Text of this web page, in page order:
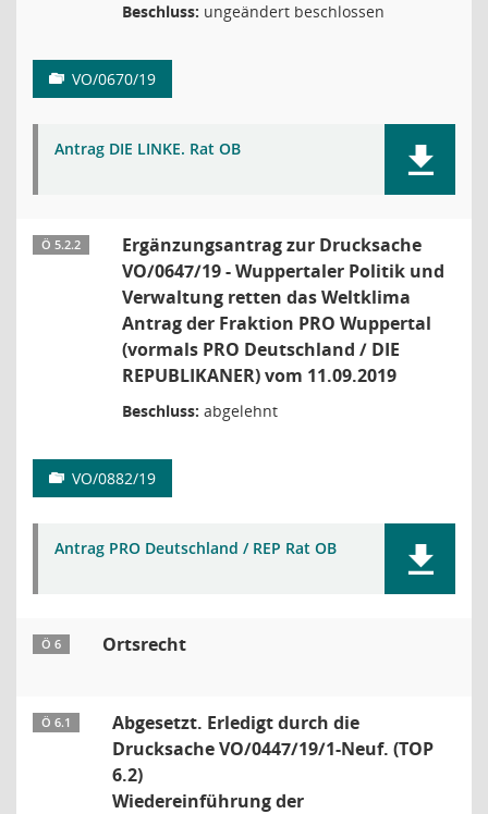
Beschluss: ungeändert beschlossen
VO/0670/19
Antrag DIE LINKE. Rat OB
Ö 5.2.2
Ergänzungsantrag zur Drucksache
VO/0647/19 - Wuppertaler Politik und
Verwaltung retten das Weltklima
Antrag der Fraktion PRO Wuppertal
(vormals PRO Deutschland / DIE
REPUBLIKANER) vom 11.09.2019
Beschluss: abgelehnt
VO/0882/19
Antrag PRO Deutschland / REP Rat OB
Ö 6 Ortsrecht
Ö 6.1
Abgesetzt. Erledigt durch die
Drucksache VO/0447/19/1-Neuf. (TOP
6.2)
Wiedereinführung der